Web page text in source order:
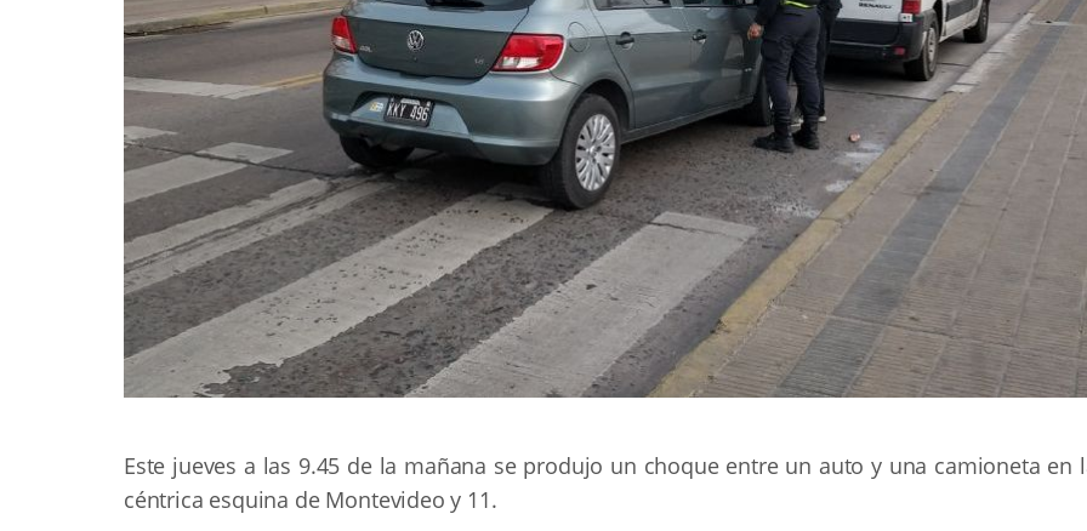
Este jueves a las 9.45 de la mañana se produjo un choque entre un auto y una camioneta en
céntrica esquina de Montevideo y 11.